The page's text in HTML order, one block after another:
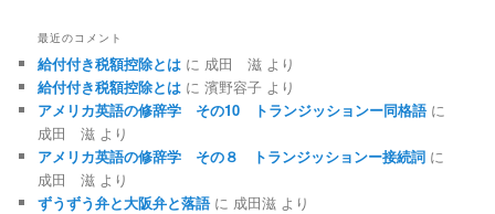
最近のコメント
給付付き税額控除とは に 成田 滋 より
給付付き税額控除とは に濱野容子 より
アメリカ英語の修辞学 その10 トランジッションー同格語に
成田 滋 より
アメリカ英語の修辞学 その８ トランジッションー接続詞 に
成田 滋 より
ずうずう弁と大阪弁と落語に 成田滋 より